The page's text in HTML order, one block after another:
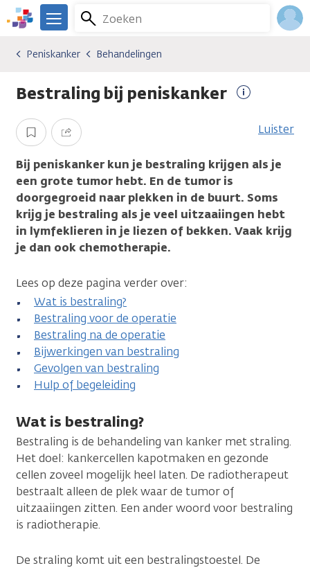
Overslaan
en
gaan
We
er
je.
Zoeken
Menu
Kankersoorten
Peniskanker
Behandelingen
Peniskanker Behandelingen
Bestraling bij peniskanker
informatie
Opslaan Delen Luister
Bij peniskanker kun je bestraling krijgen als je
een grote tumor hebt. En de tumor is
doorgegroeid naar plekken in de buurt. Soms
krijg je bestraling als je veel uitzaaiingen hebt
in lymfeklieren in je liezen of bekken. Vaak krijg
je dan ook chemotherapie.
Lees op deze pagina verder over:
Wat is bestraling?
Bestraling voor de operatie
Bestraling na de operatie
Bijwerkingen van bestraling
Gevolgen van bestraling
Hulp of begeleiding
Wat is bestraling?
Bestraling is de behandeling van kanker met straling.
Het doel: kankercellen kapotmaken en gezonde
cellen zoveel mogelijk heel laten. De radiotherapeut
bestraalt alleen de plek waar de tumor of
uitzaaiingen zitten. Een ander woord voor bestraling
is radiotherapie.
De straling komt uit een bestralingstoestel. De